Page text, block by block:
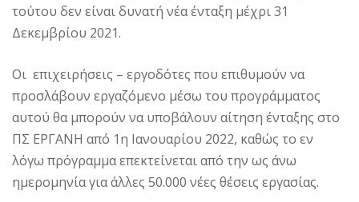
τούτου δεν είναι δυνατή νέα ένταξη μέχρι 31
Δεκεμβρίου 2021.
Οι επιχειρήσεις – εργοδότες που επιθυμούν να
προσλάβουν εργαζόμενο μέσω του προγράμματος
αυτού θα μπορούν να υποβάλουν αίτηση ένταξης στο
ΠΣ ΕΡΓΑΝΗ από 1η Ιανουαρίου 2022, καθώς το εν
λόγω πρόγραμμα επεκτείνεται από την ως άνω
ημερομηνία για άλλες 50.000 νέες θέσεις εργασίας.